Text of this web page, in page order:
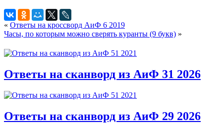
« Ответы на кроссворд АиФ 6 2019
Часы, по которым можно сверять куранты (9 букв) »
Ответы на сканворд из АиФ 31 2026
Ответы на сканворд из АиФ 29 2026